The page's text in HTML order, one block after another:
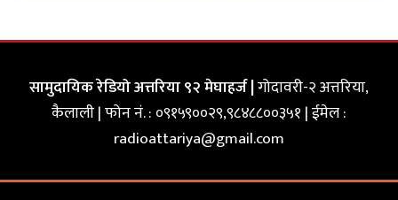
सामुदायिक रेडियो अत्तरिया ९२ मेघाहर्ज |गोदावरी-२ अत्तरिया,
कैलाली | फोन नं. : ०९१५९००२९,९८४८८००३५१ | ईमेल :
radioattariya@gmail.com